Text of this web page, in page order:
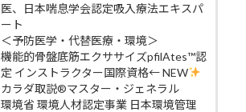
医、日本喘息学会認定吸入療法エキスパ
ート
＜予防医学・代替医療・環境＞
機能的骨盤底筋エクササイズpfilAtes™認
定 インストラクター国際資格← NEW
カラダ取説®マスター・ジェネラル
環境省 環境人材認定事業 日本環境管理